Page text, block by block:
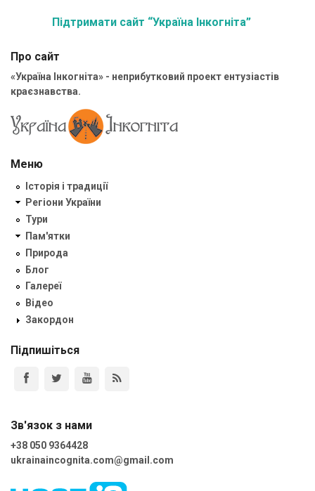
Підтримати сайт “Україна Інкогніта”
Про сайт
«Україна Інкогніта» - неприбутковий проект ентузіастів
краєзнавства.
Меню
Історія і традиції
Регіони України
Тури
Пам'ятки
Природа
Блог
Галереї
Відео
Закордон
Підпишіться
Зв'язок з нами
+38 050 9364428
ukrainaincognita.com@gmail.com